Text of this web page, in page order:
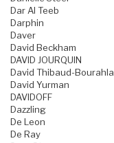
Dar Al Teeb
Darphin
Daver
David Beckham
DAVID JOURQUIN
David Thibaud-Bourahla
David Yurman
DAVIDOFF
Dazzling
De Leon
De Ray